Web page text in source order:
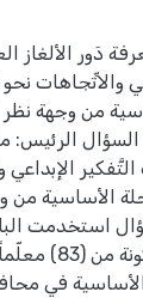
دَور الألغاز
والاتِّجاهات
من وجهة
الرئيس:
التَّفكير
الأساسية من
استخدمت
التحليلي على
الأساسية في